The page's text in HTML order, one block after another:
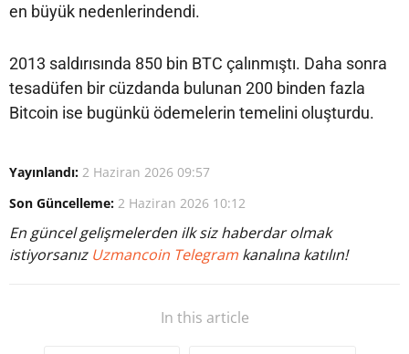
en büyük nedenlerindendi.
2013 saldırısında 850 bin BTC çalınmıştı. Daha sonra
tesadüfen bir cüzdanda bulunan 200 binden fazla
Bitcoin ise bugünkü ödemelerin temelini oluşturdu.
Yayınlandı: 2 Haziran 2026 09:57
Son Güncelleme: 2 Haziran 2026 10:12
En güncel gelişmelerden ilk siz haberdar olmak
istiyorsanız Uzmancoin Telegram kanalına katılın!
In this article